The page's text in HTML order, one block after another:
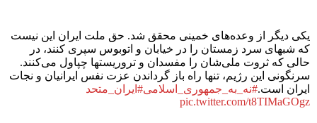
یکی دیگر از وعده‌های خمینی محقق شد. حق ملت ایران این نیست
که شبهای سرد زمستان را در خیابان و اتوبوس سپری کنند، در
حالی که ثروت ملی‌شان را مفسدان و تروریستها چپاول می‌کنند.
سرنگونی این رژیم، تنها راه باز گرداندن عزت نفس ایرانیان و نجات
ایران است.#نه_به_جمهوری‌_اسلامی#ایران_متحد
pic.twitter.com/t8TIMaGOgz